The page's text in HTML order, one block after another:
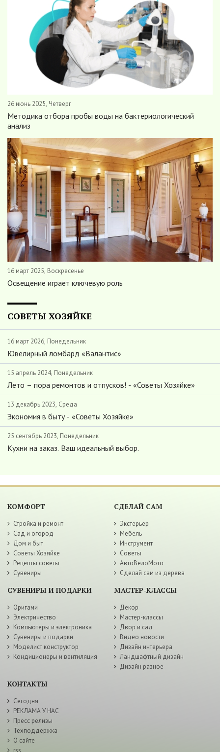
26 июнь 2025, Четверг
Методика отбора пробы воды на бактериологический
анализ
16 март 2025, Воскресенье
Освещение играет ключевую роль
СОВЕТЫ ХОЗЯЙКЕ
16 март 2026, Понедельник
Ювелирный ломбард «Валантис»
15 апрель 2024, Понедельник
Лето – пора ремонтов и отпусков! - «Советы Хозяйке»
13 декабрь 2023, Среда
Экономия в быту - «Советы Хозяйке»
25 сентябрь 2023, Понедельник
Кухни на заказ. Ваш идеальный выбор.
КОМФОРТ
Стройка и ремонт
Сад и огород
Дом и быт
Советы Хозяйке
Рецепты советы
Сувениры
СДЕЛАЙ САМ
Экстерьер
Мебель
Инструмент
Советы
АвтоВелоМото
Сделай сам из дерева
СУВЕНИРЫ И ПОДАРКИ
Оригами
Электричество
Компьютеры и электроника
Сувениры и подарки
Моделист конструктор
Кондиционеры и вентиляция
МАСТЕР-КЛАССЫ
Декор
Мастер-классы
Двор и сад
Видео новости
Дизайн интерьера
Ландшафтный дизайн
Дизайн разное
КОНТАКТЫ
Сегодня
РЕКЛАМА У НАС
Пресс релизы
Техподдержка
О сайте
rss